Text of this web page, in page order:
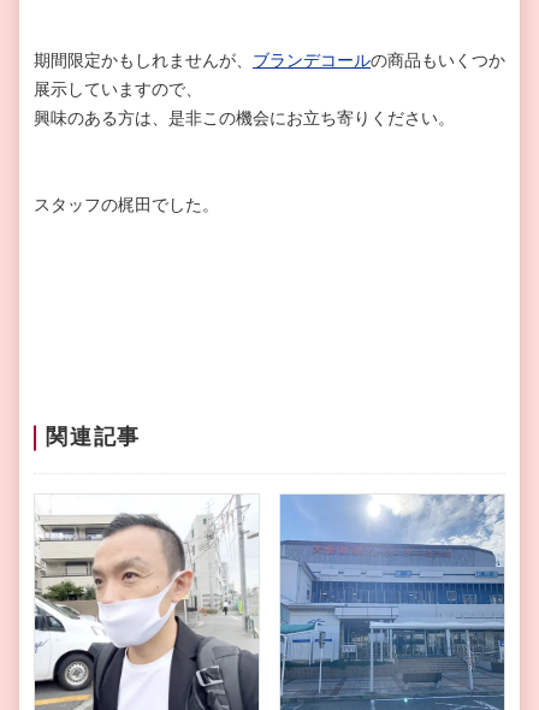
期間限定かもしれませんが、 ブランデコールの商品もいくつか
展示していますので、
興味のある方は、是非この機会にお立ち寄りください。
スタッフの梶田でした。
関連記事